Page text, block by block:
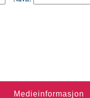
Medieinformasjon